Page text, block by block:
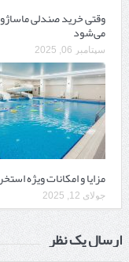
وقتی خرید صندلی
می‌شود
سپتامبر 06, 2025
مزایا و امکانات ویژه
جولای 12, 2025
ارسال یک نظر